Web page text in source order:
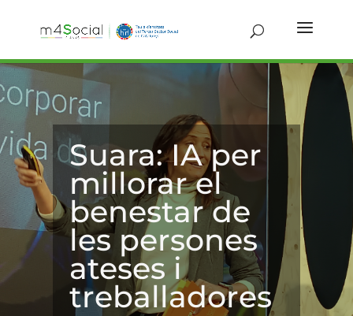
Suara: IA per
millorar el
benestar de
les persones
ateses i
treballadores